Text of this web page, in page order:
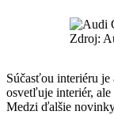
Zdroj:
Súčasťou interiéru
osvetľuje interiér, ale
Medzi ďalšie